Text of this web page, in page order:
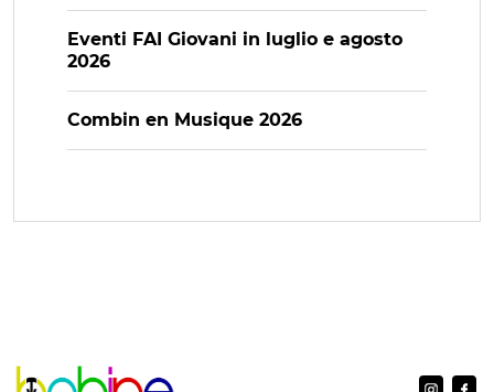
Eventi FAI Giovani in luglio e agosto
2026
Combin en Musique 2026